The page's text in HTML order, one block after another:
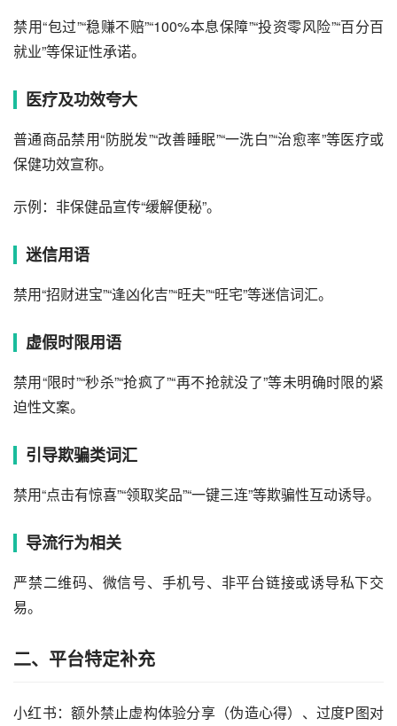
禁用“包过”“稳赚不赔”“100%本息保障”“投资零风险”“百分百
就业”等保证性承诺。
医疗及功效夸大‌
普通商品禁用“防脱发”“改善睡眠”“一洗白”“治愈率”等医疗或
保健功效宣称。
示例：非保健品宣传“缓解便秘”。
迷信用语‌
禁用“招财进宝”“逢凶化吉”“旺夫”“旺宅”等迷信词汇。
虚假时限用语‌
禁用“限时”“秒杀”“抢疯了”“再不抢就没了”等未明确时限的紧
迫性文案。
引导欺骗类词汇‌
禁用“点击有惊喜”“领取奖品”“一键三连”等欺骗性互动诱导。
导流行为相关‌
严禁二维码、微信号、手机号、非平台链接或诱导私下交
易。
二、平台特定补充
小红书‌：额外禁止虚构体验分享（伪造心得）、过度P图对